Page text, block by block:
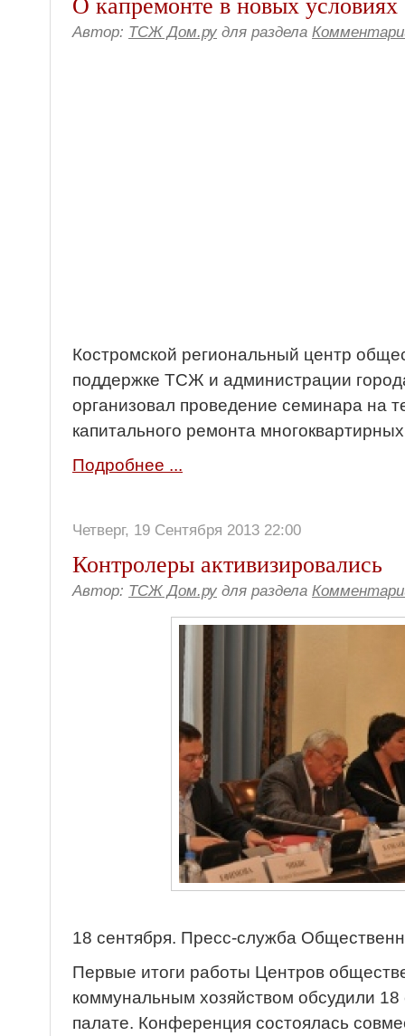
Автор: ТСЖ Дом.ру для раздела
Костромской региональный центр
поддержке ТСЖ и администрации
организовал проведение семинара на
капитального ремонта
Подробнее ...
Четверг, 19 Сентября 2013 22:00
Контролеры активизировались
Автор: ТСЖ Дом.ру для раздела
18 сентября. Пресс-служба
Первые итоги работы Центров
коммунальным хозяйством обсудили
палате. Конференция состоялась